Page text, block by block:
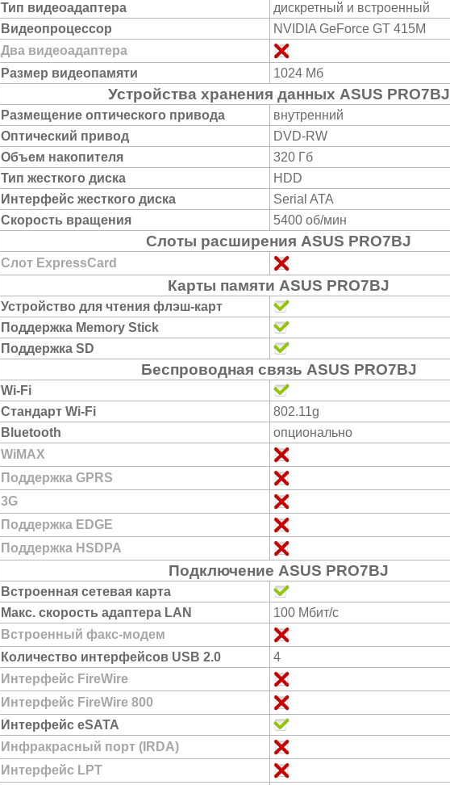
Тип видеоадаптера
дискретный и встроенный
Видеопроцессор
NVIDIA GeForce GT 415M
Два видеоадаптера
Размер видеопамяти
1024 Мб
Устройства хранения данных ASUS PRO7BJ
Размещение оптического привода
внутренний
Оптический привод
DVD-RW
Объем накопителя
320 Гб
Тип жесткого диска
HDD
Интерфейс жесткого диска
Serial ATA
Скорость вращения
5400 об/мин
Слоты расширения ASUS PRO7BJ
Слот ExpressCard
Карты памяти ASUS PRO7BJ
Устройство для чтения флэш-карт
Поддержка Memory Stick
Поддержка SD
Беспроводная связь ASUS PRO7BJ
Wi-Fi
Стандарт Wi-Fi
802.11g
Bluetooth
опционально
WiMAX
Поддержка GPRS
3G
Поддержка EDGE
Поддержка HSDPA
Подключение ASUS PRO7BJ
Встроенная сетевая карта
Макс. скорость адаптера LAN
100 Мбит/с
Встроенный факс-модем
Количество интерфейсов USB 2.0
4
Интерфейс FireWire
Интерфейс FireWire 800
Интерфейс eSATA
Инфракрасный порт (IRDA)
Интерфейс LPT